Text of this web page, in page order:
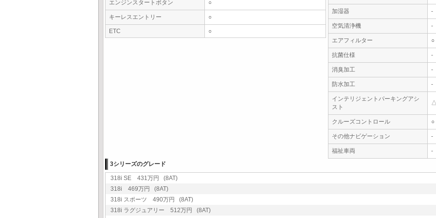
エンジンスタートボタン ○
キーレスエントリー ○
ETC ○
加湿器 -
空気清浄機 -
エアフィルター ○
抗菌仕様 -
消臭加工 -
防水加工 -
インテリジェントパーキングアシ
スト
クルーズコントロール ○
その他ナビゲーション -
福祉車両
-
3シリーズのグレード
318i SE 431万円 (8AT)
318i 469万円 (8AT)
318i スポーツ 490万円 (8AT)
318i ラグジュアリー 512万円 (8AT)